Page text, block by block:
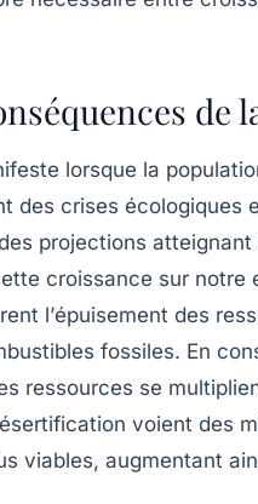
de
lorsque la
des crises écologiques
projections atteignant
croissance sur
l’épuisement des
fossiles. En
ressources se
voient des
viables, augmentant